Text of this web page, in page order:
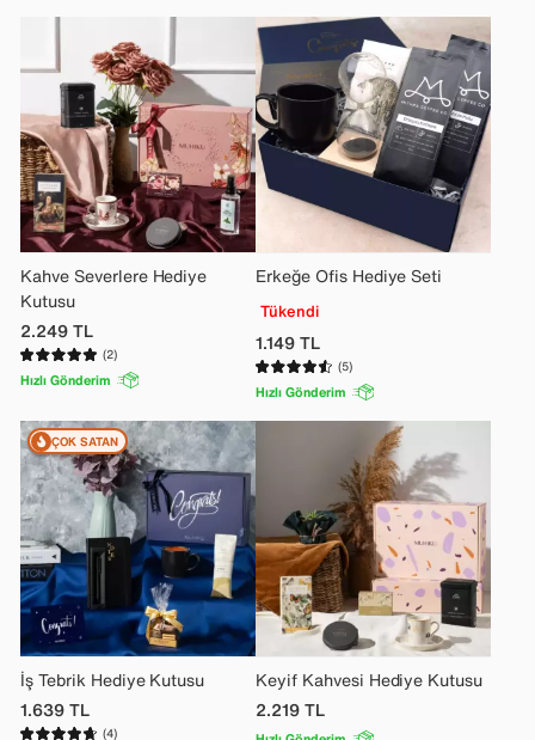
Kahve Severlere Hediye
Kutusu
2.249TL
(2)
Hızlı Gönderim
Erkeğe Ofis Hediye Seti
Tükendi
1.149TL
(5)
Hızlı Gönderim
İş Tebrik Hediye Kutusu
1.639TL
(4)
ÇOK SATAN
Keyif Kahvesi Hediye Kutusu
2.219TL